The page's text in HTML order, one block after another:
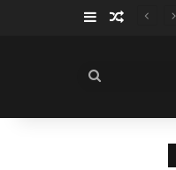
نوشته تصادفی
سایدبار
جستجو